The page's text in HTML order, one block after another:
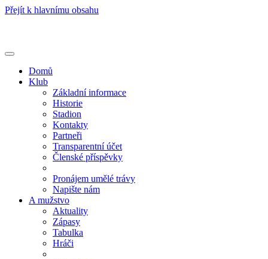
Přejít k hlavnímu obsahu
Toggle
navigationDomů
Klub
Základní informace
Historie
Stadion
Kontakty
Partneři
Transparentní účet
Členské příspěvky
Pronájem umělé trávy
Napište nám
A mužstvo
Aktuality
Zápasy
Tabulka
Hráči